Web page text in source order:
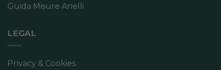
Guida Misure Anelli
LEGAL
Privacy & Cookies